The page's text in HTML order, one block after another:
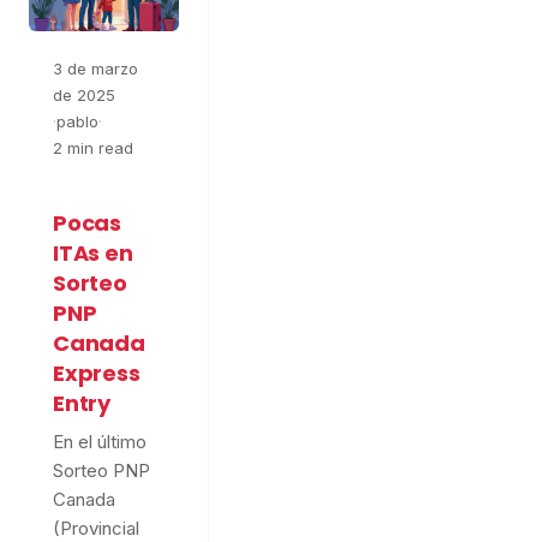
3 de marzo
de 2025
·pablo·
2 min read
Pocas
ITAs en
Sorteo
PNP
Canada
Express
Entry
En el último
Sorteo PNP
Canada
(Provincial